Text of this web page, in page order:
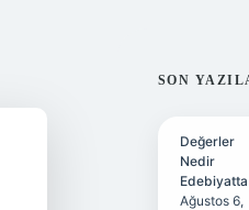
SON
Değerler
Nedir
Edebiyatta
Ağustos 6,